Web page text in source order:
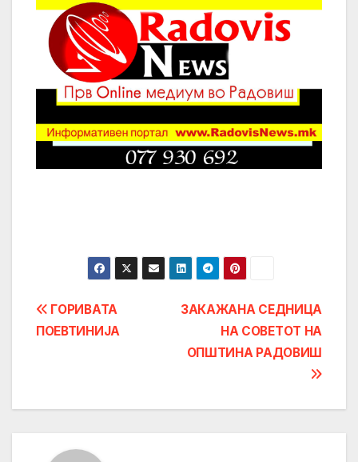
Post
navigation
ЗАКАЖАНА СЕДНИЦА
НА СОВЕТОТ НА
ОПШТИНА РАДОВИШ
ГОРИВАТА
ПОЕВТИНИЈА